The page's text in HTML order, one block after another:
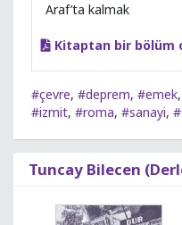
Araf’ta kalmak
Kitaptan bir bölüm
#çevre, #deprem, #emek,
#izmit, #roma, #sanayi,
Tuncay Bilecen